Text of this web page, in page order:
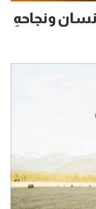
ونجاحهِ